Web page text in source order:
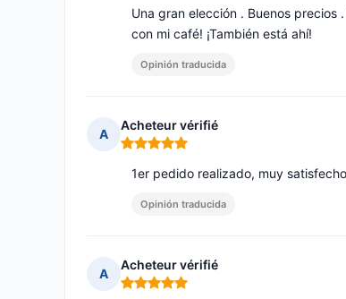
Una gran elección . Buenos precios
con mi café! ¡También está ahí!
Opinión traducida
A
Acheteur vérifié
Nota: 5 de 5
1er pedido realizado, muy satisfecho
Opinión traducida
A
Acheteur vérifié
Nota: 5 de 5